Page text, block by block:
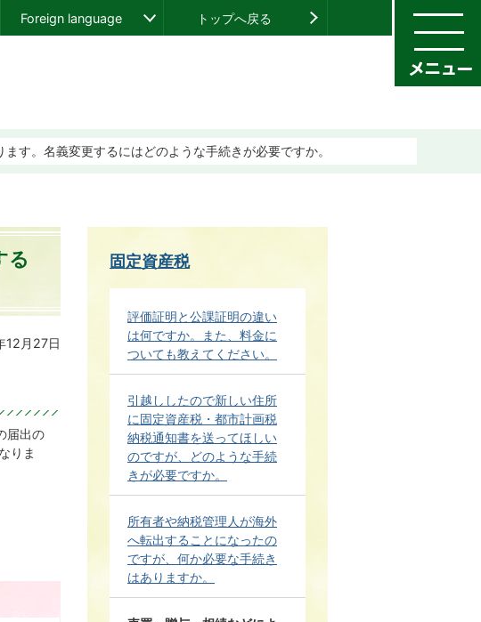
Foreign language トップへ戻る
す。名義変更するにはどのような手続きが必要ですか。
る
12月27日
届出の
りま
固定資産税
評価証明と公課証明の違い
は何ですか。また、料金に
ついても教えてください。
引越ししたので新しい住所
に固定資産税・都市計画税
納税通知書を送ってほしい
のですが、どのような手続
きが必要ですか。
所有者や納税管理人が海外
へ転出することになったの
ですが、何か必要な手続き
はありますか。